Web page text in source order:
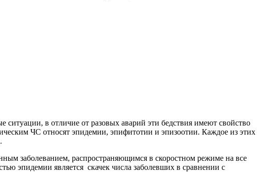
в отличие от разовых аварий эти бедствия имеют свойство
ЧС относят эпидемии, эпифитотии и эпизоотии. Каждое из этих
заболеванием, распространяющимся в скоростном режиме на все
эпидемии является скачек числа заболевших в сравнении с